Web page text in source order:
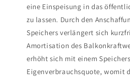
eine Einspeisung in das
zu lassen. Durch den
Speichers verlängert sich
Amortisation des
erhöht sich mit einem
Eigenverbrauchsquote, womit